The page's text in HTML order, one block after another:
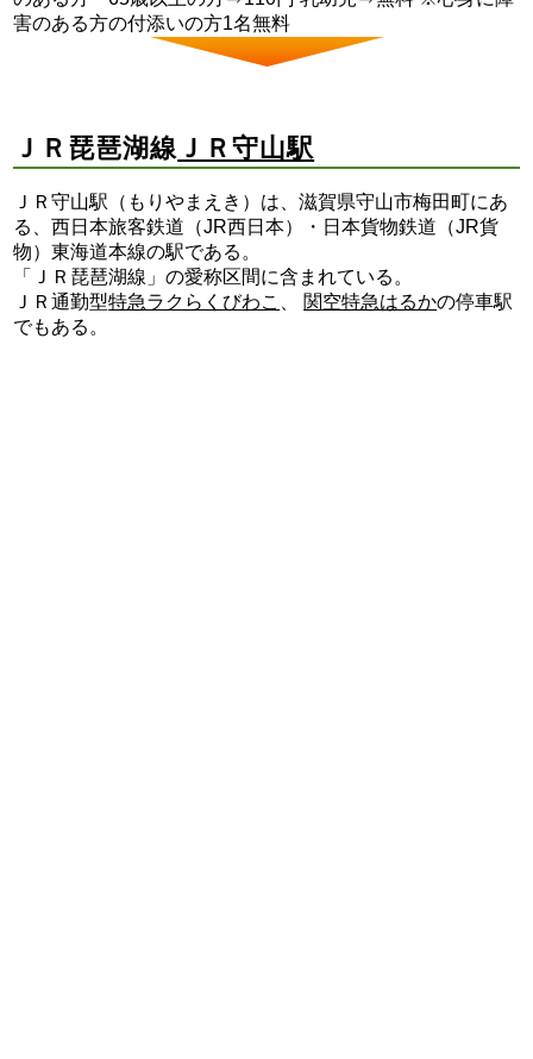
害のある方の付添いの方1名無料
ＪＲ琵琶湖線 ＪＲ守山駅
ＪＲ守山駅（もりやまえき）は、滋賀県守山市梅田町にあ
る、西日本旅客鉄道（JR西日本）・日本貨物鉄道（JR貨
物）東海道本線の駅である。
「ＪＲ琵琶湖線」の愛称区間に含まれている。
ＪＲ通勤型特急ラクらくびわこ 、 関空特急はるかの停車駅
でもある。